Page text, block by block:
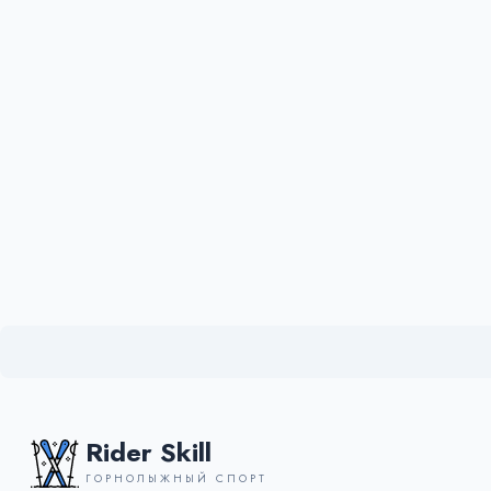
Rider Skill
ГОРНОЛЫЖНЫЙ СПОРТ